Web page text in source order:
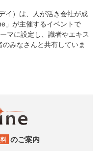
イ）は、人が活き会社が成
」が主催するイベントで
マに設定し、識者やエキス
みなさんと共有していま
のご案内